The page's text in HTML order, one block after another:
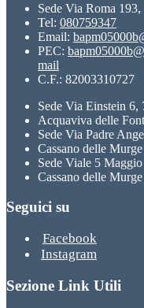
Sede Via Roma
Tel: 080759347
Email:
PEC:
mail
C.F.: 82003310727
Sede Via Einstein 6,
Acquaviva delle
Sede Via Padre
Cassano delle
Sede Viale 5
Cassano delle
Seguici su
Facebook
Instagram
Sezione Link Utili